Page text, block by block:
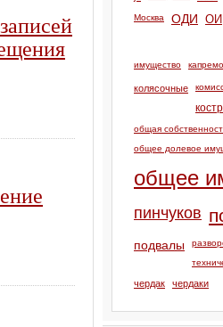
Москва ОДИ ОИ
имущество
колясочные
общая
общее долевое
общее
пинчуков
подвалы
чердак чердаки